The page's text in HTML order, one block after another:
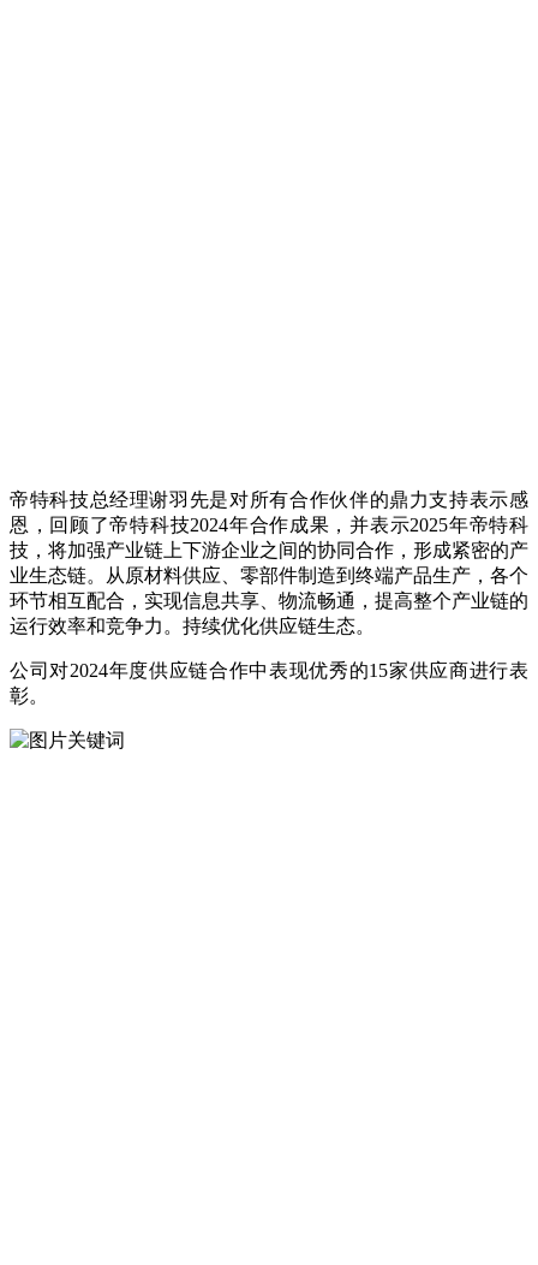
帝特科技总经理谢羽先是对所有合作伙伴的鼎力支持表示感
恩，回顾了帝特科技2024年合作成果，并表示2025年帝特科
技，将加强产业链上下游企业之间的协同合作，形成紧密的产
业生态链。从原材料供应、零部件制造到终端产品生产，各个
环节相互配合，实现信息共享、物流畅通，提高整个产业链的
运行效率和竞争力。持续优化供应链生态。
公司对2024年度供应链合作中表现优秀的15家供应商进行表
彰。